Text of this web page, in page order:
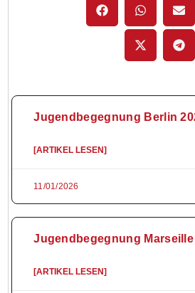
Jugendbegegnung Berlin
[ARTIKEL LESEN]
11/01/2026
Jugendbegegnung Marseille
[ARTIKEL LESEN]